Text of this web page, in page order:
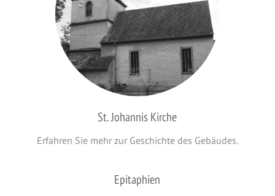
St. Johannis Kirche
Erfahren Sie mehr zur Geschichte des Gebäudes.
Epitaphien